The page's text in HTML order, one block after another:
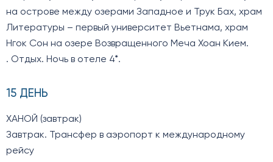
на острове между озерами Западное и Трук Бах, храм
Литературы – первый университет Вьетнама, храм
Нгок Сон на озере Возвращенного Меча Хоан Кием.
. Отдых. Ночь в отеле 4*.
15 ДЕНЬ
ХАНОЙ (завтрак)
Завтрак. Трансфер в аэропорт к международному
рейсу